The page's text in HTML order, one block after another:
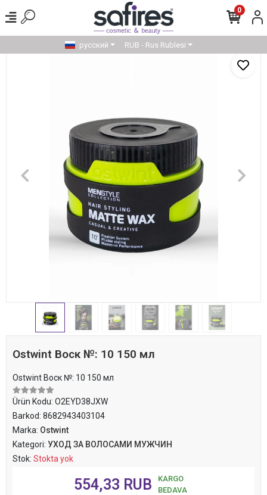
0
русский RUB - Rus Rublesi
Ostwint Воск №: 10 150 мл
Ostwint Воск №: 10 150 мл
Ürün Kodu: O2EYD38JXW
Barkod: 8682943403104
Marka: Ostwint
Kategori: УХОД ЗА ВОЛОСАМИ МУЖЧИН
Stok: Stokta yok
554,33 RUB
KARGO
BEDAVA